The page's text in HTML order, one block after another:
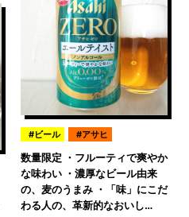
ビール アサヒ
数量限定 ・フルーティで爽やか
な味わい ・濃厚なビール由来
の、麦のうまみ ・「味」にこだ
わる人の、革新的なおいし…